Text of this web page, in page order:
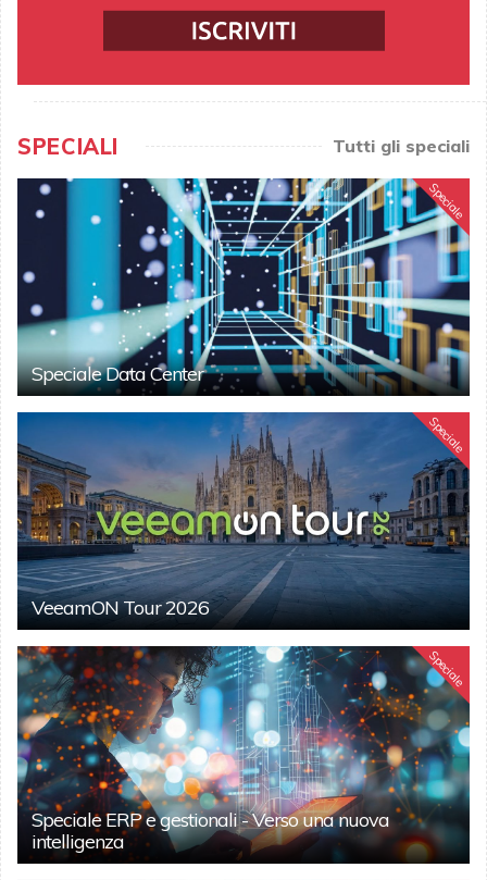
SPECIALI Tutti gli speciali
Speciale
Speciale Data Center
Speciale
VeeamON Tour 2026
Speciale
Speciale ERP e gestionali - Verso una nuova
intelligenza